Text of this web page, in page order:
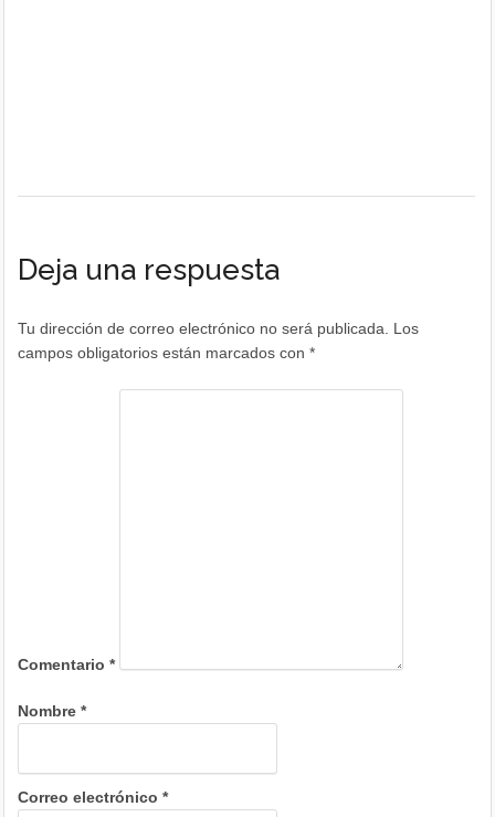
Deja una respuesta
Tu dirección de correo electrónico no será publicada.
Los
campos obligatorios están marcados con*
Comentario*
Nombre*
Correo electrónico*